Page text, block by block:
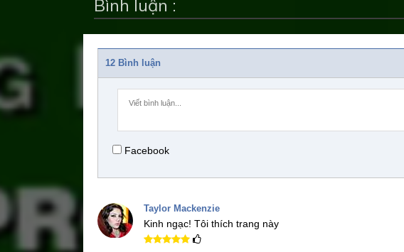
Bình luận :
12 Bình luận
Facebook
Taylor Mackenzie
Kinh ngạc! Tôi thích trang này